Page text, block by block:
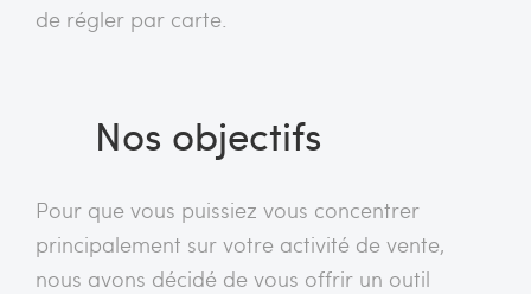
de régler par carte.
Nos objectifs
Pour que vous puissiez vous concentrer
principalement sur votre activité de vente,
nous avons décidé de vous offrir un outil